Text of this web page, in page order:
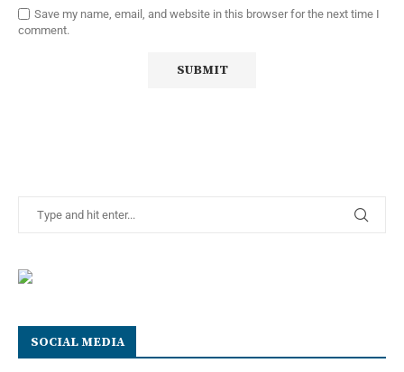
Save my name, email, and website in this browser for the next time I
comment.
SOCIAL MEDIA